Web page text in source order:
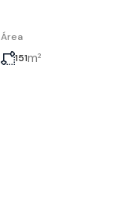
Área
151m²